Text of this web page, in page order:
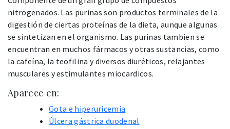
nitrogenados. Las purinas son productos terminales de la
digestión de ciertas proteínas de la dieta, aunque algunas
se sintetizan en el organismo. Las purinas tambien se
encuentran en muchos fármacos y otras sustancias, como
la cafeína, la teofilina y diversos diuréticos, relajantes
musculares y estimulantes miocardicos.
Aparece en:
Gota e hiperuricemia
Úlcera gástrica duodenal